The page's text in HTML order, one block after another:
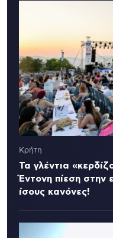
Κρήτη
Τα γλέντια
Έντονη πίεση στην
ίσους κανόνες!